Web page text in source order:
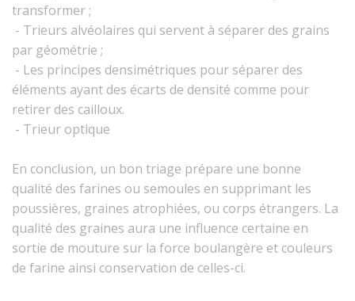
transformer ;
- Trieurs alvéolaires qui servent à séparer des grains
par géométrie ;
- Les principes densimétriques pour séparer des
éléments ayant des écarts de densité comme pour
retirer des cailloux.
- Trieur optique
En conclusion, un bon triage prépare une bonne
qualité des farines ou semoules en supprimant les
poussières, graines atrophiées, ou corps étrangers. La
qualité des graines aura une influence certaine en
sortie de mouture sur la force boulangère et couleurs
de farine ainsi conservation de celles-ci.